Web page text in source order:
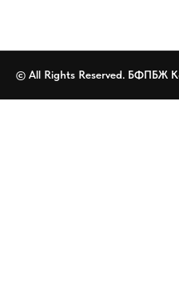
© All Rights Reserved. БФПБЖ